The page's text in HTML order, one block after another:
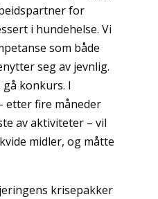
for
i hundehelse. Vi
som både
seg av jevnlig.
konkurs. I
etter fire måneder
av aktiviteter – vil
midler, og måtte
krisepakker